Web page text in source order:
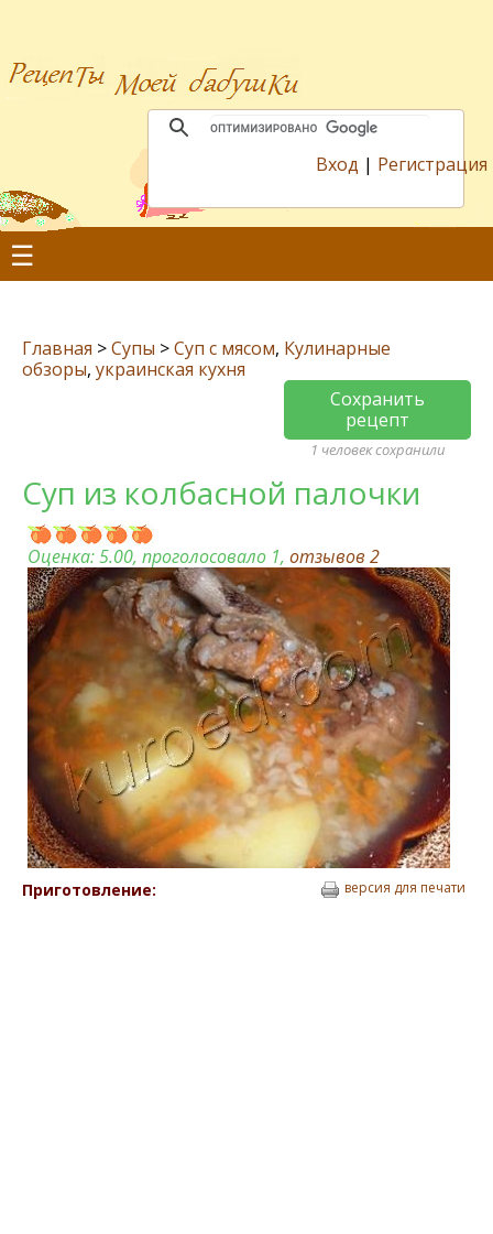
Вход | Регистрация
☰
Главная >Супы >Суп с мясом, Кулинарные
обзоры, украинская кухня
Сохранить
рецепт
1 человек сохранили
Суп из колбасной палочки
Оценка:5.00, проголосовало 1, отзывов 2
Приготовление: версия для печати